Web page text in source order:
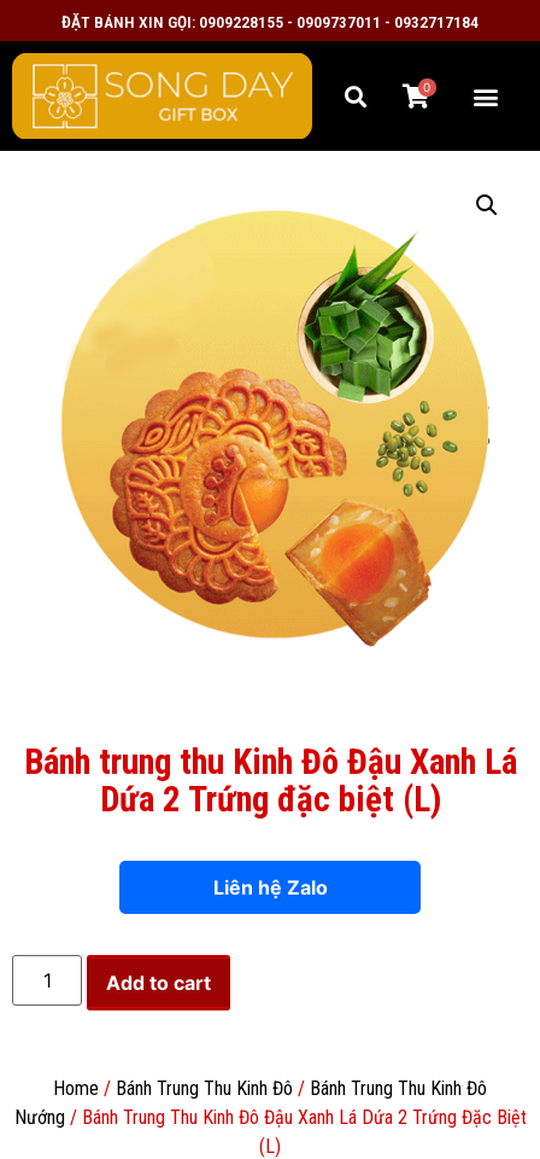
ĐẶT BÁNH XIN GỌI: 0909228155 - 0909737011 - 0932717184
0
Bánh trung thu Kinh Đô Đậu Xanh Lá
Dứa 2 Trứng đặc biệt (L)
Liên hệ Zalo
Add to cart
Home / Bánh Trung Thu Kinh Đô / Bánh Trung Thu Kinh Đô
Nướng/ Bánh Trung Thu Kinh Đô Đậu Xanh Lá Dứa 2 Trứng Đặc Biệt
(L)